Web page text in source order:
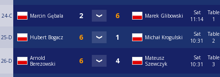
24-C Marcin Gębala Marek Glibowski
Sat
11:14
Table
1
25-D Hubert Bogacz Michał Krogulski
Sat
10:31
Table
2
26-D
Arnold
Berezowski
Mateusz
Szewczyk
Sat
10:31
Table
3